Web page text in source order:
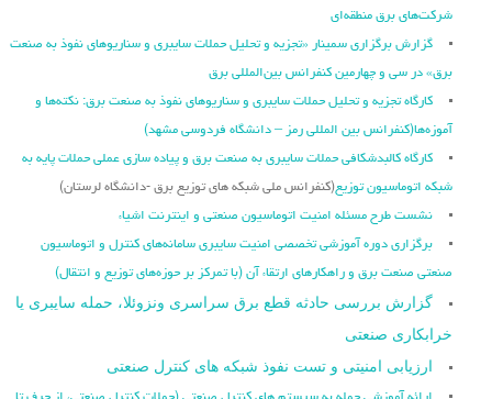
شرکت‌های برق منطقه‌ای
گزارش برگزاری سمینار «تجزیه ‌و تحلیل حملات سایبری و سناریو‌های نفوذ به صنعت
برق» در سی و چهارمین کنفرانس بین‌المللی برق
کارگاه تجزیه و تحلیل حملات سایبری و سناریوهای نفوذ به صنعت برق: نکته‌ها و
آموزه‌ها(کنفرانس بین المللی رمز – دانشگاه فردوسی مشهد)
کارگاه کالبدشکافی حملات سایبری به صنعت برق و پیاده سازی عملی حملات پایه به
شبکه اتوماسیون توزیع(کنفرانس ملی شبکه های توزیع برق -دانشگاه لرستان)
نشست طرح مسئله امنیت اتوماسیون صنعتی و اینترنت اشیاء
برگزاری دوره آموزشی تخصصی امنیت سایبری سامانه‌های کنترل و اتوماسیون
صنعتی صنعت برق و راهکارهای ارتقاء آن (با تمرکز بر حوزه‌های توزیع و انتقال)
گزارش بررسی حادثه قطع برق سراسری ونزوئلا، حمله سایبری یا
خرابکاری صنعتی
ارزیابی امنیتی و تست نفوذ شبکه های کنترل صنعتی